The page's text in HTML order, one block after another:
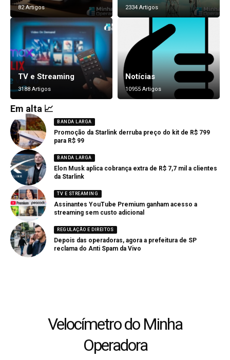
82 Artigos 2334 Artigos
TV e Streaming
3188 Artigos
Notícias
10955 Artigos
Em alta 📈
BANDA LARGA
Promoção da Starlink derruba preço do kit de R$ 799
para R$ 99
BANDA LARGA
Elon Musk aplica cobrança extra de R$ 7,7 mil a clientes
da Starlink
TV E STREAMING
Assinantes YouTube Premium ganham acesso a
streaming sem custo adicional
REGULAÇÃO E DIREITOS
Depois das operadoras, agora a prefeitura de SP
reclama do Anti Spam da Vivo
Velocímetro do Minha
Operadora